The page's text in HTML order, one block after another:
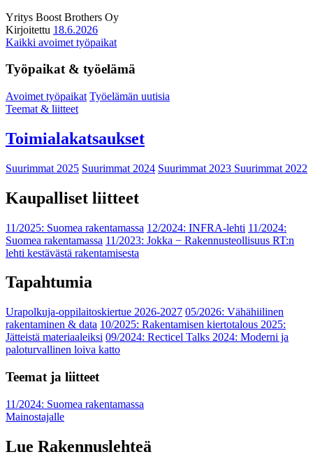
Yritys Boost Brothers Oy
Kirjoitettu 18.6.2026
Kaikki avoimet työpaikat
Työpaikat & työelämä
Avoimet työpaikat Työelämän uutisia
Teemat & liitteet
Toimialakatsaukset
Suurimmat 2025 Suurimmat 2024 Suurimmat 2023 Suurimmat 2022
Kaupalliset liitteet
11/2025: Suomea rakentamassa 12/2024: INFRA-lehti 11/2024:
Suomea rakentamassa 11/2023: Jokka − Rakennusteollisuus RT:n
lehti kestävästä rakentamisesta
Tapahtumia
Urapolkuja-oppilaitoskiertue 2026-2027 05/2026: Vähähiilinen
rakentaminen & data 10/2025: Rakentamisen kiertotalous 2025:
Jätteistä materiaaleiksi 09/2024: Recticel Talks 2024: Moderni ja
paloturvallinen loiva katto
Teemat ja liitteet
11/2024: Suomea rakentamassa
Mainostajalle
Lue Rakennuslehteä